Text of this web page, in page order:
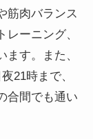
筋肉バランス
ーニング、
す。また、
21時まで、
合間でも通い